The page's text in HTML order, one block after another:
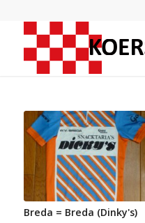
Breda = Breda (Dinky's)